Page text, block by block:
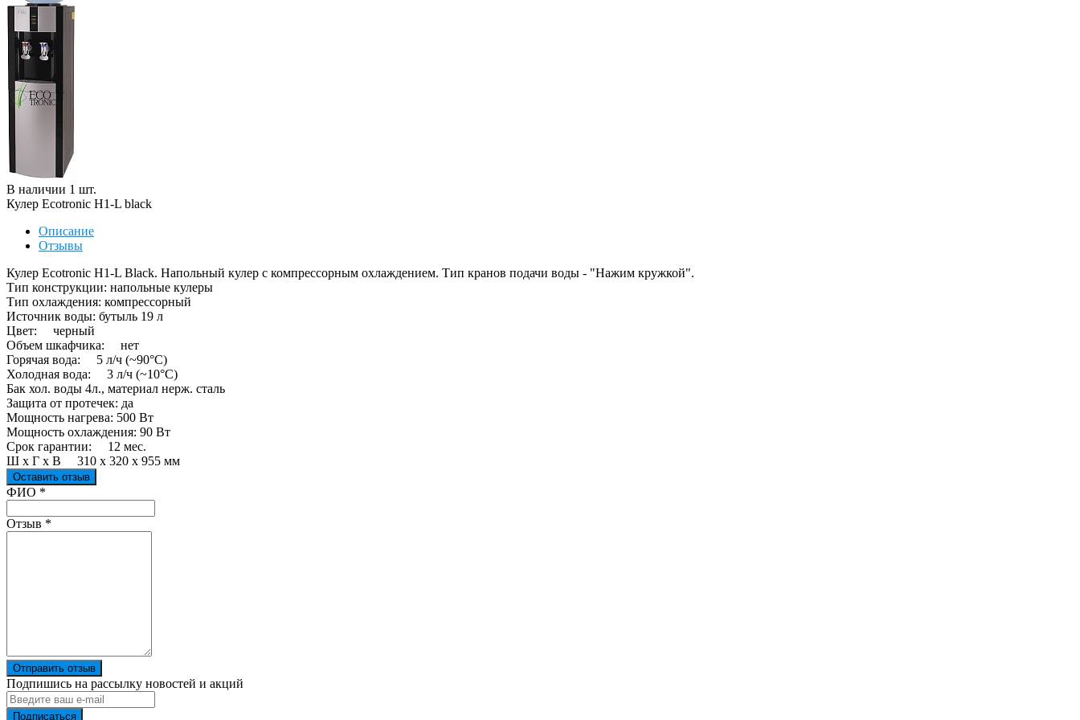
В наличии 1 шт.
Кулер Ecotronic H1-L black
Описание
Отзывы
Кулер Ecotronic H1-L Black. Напольный кулер с компрессорным охлаждением. Тип кранов подачи воды - "Нажим кружкой".
Тип конструкции: напольные кулеры
Тип охлаждения: компрессорный
Источник воды: бутыль 19 л
Цвет: черный
Объем шкафчика: нет
Горячая вода: 5 л/ч (~90°C)
Холодная вода: 3 л/ч (~10°C)
Бак хол. воды 4л., материал нерж. сталь
Защита от протечек: да
Мощность нагрева: 500 Вт
Мощность охлаждения: 90 Вт
Срок гарантии: 12 мес.
Ш х Г х В 310 х 320 х 955 мм
Оставить отзыв
Ваш отзыв был отправлен!
ФИО *
Отзыв *
Отправить отзыв
Подпишись на рассылку новостей и акций